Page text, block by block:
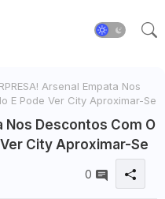
Arsenal Empata Nos
E Pode Ver City Aproximar-Se
Nos Descontos Com O
City Aproximar-Se
0